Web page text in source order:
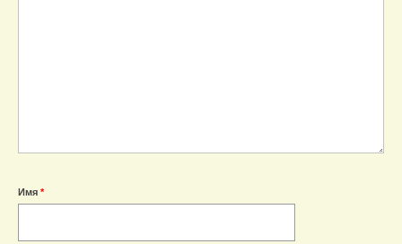
Имя *